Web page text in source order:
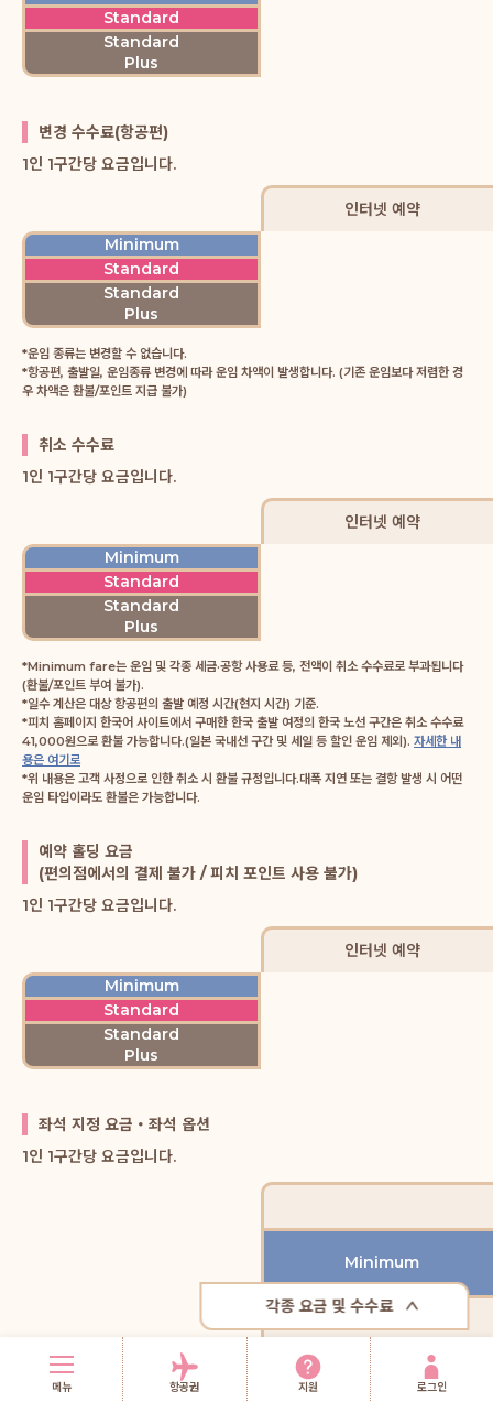
메뉴 항공권 지원 로그인
Standard
Standard
Plus
변경 수수료(항공편)
1인 1구간당 요금입니다.
인터넷 예약
Minimum
Standard
Standard
Plus
*운임 종류는 변경할 수 없습니다.
*항공편, 출발일, 운임종류 변경에 따라 운임 차액이 발생합니다. (기존 운임보다 저렴한 경
우 차액은 환불/포인트 지급 불가)
취소 수수료
1인 1구간당 요금입니다.
인터넷 예약
Minimum
Standard
Standard
Plus
*Minimum fare는 운임 및 각종 세금·공항 사용료 등, 전액이 취소 수수료로 부과됩니다
(환불/포인트 부여 불가).
*일수 계산은 대상 항공편의 출발 예정 시간(현지 시간) 기준.
*피치 홈페이지 한국어 사이트에서 구매한 한국 출발 여정의 한국 노선 구간은 취소 수수료
41,000원으로 환불 가능합니다.(일본 국내선 구간 및 세일 등 할인 운임 제외). 자세한 내
용은 여기로
*위 내용은 고객 사정으로 인한 취소 시 환불 규정입니다.대폭 지연 또는 결항 발생 시 어떤
운임 타입이라도 환불은 가능합니다.
예약 홀딩 요금
(편의점에서의 결제 불가 / 피치 포인트 사용 불가)
1인 1구간당 요금입니다.
인터넷 예약
Minimum
Standard
Standard
Plus
좌석 지정 요금・좌석 옵션
1인 1구간당 요금입니다.
Minimum
Back Area
Middle Area
각종 요금 및 수수료